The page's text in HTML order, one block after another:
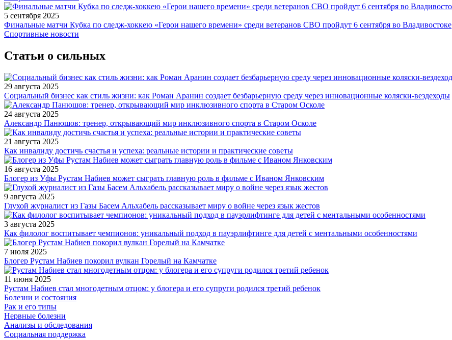
5 сентября 2025
Финальные матчи Кубка по следж-хоккею «Герои нашего времени» среди ветеранов СВО пройдут 6 сентября во Владивостоке
Спортивные новости
Статьи о сильных
29 августа 2025
Социальный бизнес как стиль жизни: как Роман Аранин создает безбарьерную среду через инновационные коляски-вездеходы
24 августа 2025
Александр Панюшов: тренер, открывающий мир инклюзивного спорта в Старом Осколе
21 августа 2025
Как инвалиду достичь счастья и успеха: реальные истории и практические советы
16 августа 2025
Блогер из Уфы Рустам Набиев может сыграть главную роль в фильме с Иваном Янковским
9 августа 2025
Глухой журналист из Газы Басем Альхабель рассказывает миру о войне через язык жестов
3 августа 2025
Как филолог воспитывает чемпионов: уникальный подход в пауэрлифтинге для детей с ментальными особенностями
7 июля 2025
Блогер Рустам Набиев покорил вулкан Горелый на Камчатке
11 июня 2025
Рустам Набиев стал многодетным отцом: у блогера и его супруги родился третий ребенок
Болезни и состояния
Рак и его типы
Нервные болезни
Анализы и обследования
Социальная поддержка